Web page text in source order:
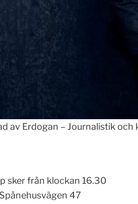
av Erdogan – Journalistik
sker från klockan 16.30
47